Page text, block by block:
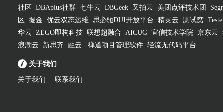
社区
DBAplus社群 七牛云 DBGeek 又拍云 美团点评技术团
区
掘金 优云双态运维 思必驰DUI开放平台 精灵云 测试窝
华云 ZEGO即构科技 联想超融合 AICUG 宜信技术学院 京东云
浪潮云
新思齐 融云 禅道项目管理软件 轻流无代码平台
关于我们
关于我们 联系我们